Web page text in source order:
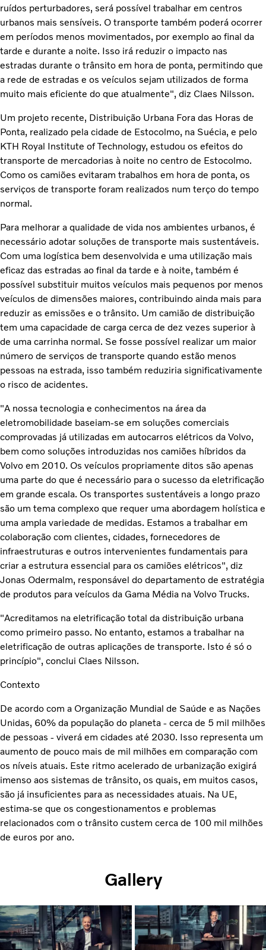
ruídos perturbadores, será possível trabalhar em centros
urbanos mais sensíveis. O transporte também poderá ocorrer
em períodos menos movimentados, por exemplo ao final da
tarde e durante a noite. Isso irá reduzir o impacto nas
estradas durante o trânsito em hora de ponta, permitindo que
a rede de estradas e os veículos sejam utilizados de forma
muito mais eficiente do que atualmente", diz Claes Nilsson.
Um projeto recente, Distribuição Urbana Fora das Horas de
Ponta, realizado pela cidade de Estocolmo, na Suécia, e pelo
KTH Royal Institute of Technology, estudou os efeitos do
transporte de mercadorias à noite no centro de Estocolmo.
Como os camiões evitaram trabalhos em hora de ponta, os
serviços de transporte foram realizados num terço do tempo
normal.
Para melhorar a qualidade de vida nos ambientes urbanos, é
necessário adotar soluções de transporte mais sustentáveis.
Com uma logística bem desenvolvida e uma utilização mais
eficaz das estradas ao final da tarde e à noite, também é
possível substituir muitos veículos mais pequenos por menos
veículos de dimensões maiores, contribuindo ainda mais para
reduzir as emissões e o trânsito. Um camião de distribuição
tem uma capacidade de carga cerca de dez vezes superior à
de uma carrinha normal. Se fosse possível realizar um maior
número de serviços de transporte quando estão menos
pessoas na estrada, isso também reduziria significativamente
o risco de acidentes.
"A nossa tecnologia e conhecimentos na área da
eletromobilidade baseiam-se em soluções comerciais
comprovadas já utilizadas em autocarros elétricos da Volvo,
bem como soluções introduzidas nos camiões híbridos da
Volvo em 2010. Os veículos propriamente ditos são apenas
uma parte do que é necessário para o sucesso da eletrificação
em grande escala. Os transportes sustentáveis a longo prazo
são um tema complexo que requer uma abordagem holística e
uma ampla variedade de medidas. Estamos a trabalhar em
colaboração com clientes, cidades, fornecedores de
infraestruturas e outros intervenientes fundamentais para
criar a estrutura essencial para os camiões elétricos", diz
Jonas Odermalm, responsável do departamento de estratégia
de produtos para veículos da Gama Média na Volvo Trucks.
"Acreditamos na eletrificação total da distribuição urbana
como primeiro passo. No entanto, estamos a trabalhar na
eletrificação de outras aplicações de transporte. Isto é só o
princípio", conclui Claes Nilsson.
Contexto
De acordo com a Organização Mundial de Saúde e as Nações
Unidas, 60% da população do planeta - cerca de 5 mil milhões
de pessoas - viverá em cidades até 2030. Isso representa um
aumento de pouco mais de mil milhões em comparação com
os níveis atuais. Este ritmo acelerado de urbanização exigirá
imenso aos sistemas de trânsito, os quais, em muitos casos,
são já insuficientes para as necessidades atuais. Na UE,
estima-se que os congestionamentos e problemas
relacionados com o trânsito custem cerca de 100 mil milhões
de euros por ano.
Gallery